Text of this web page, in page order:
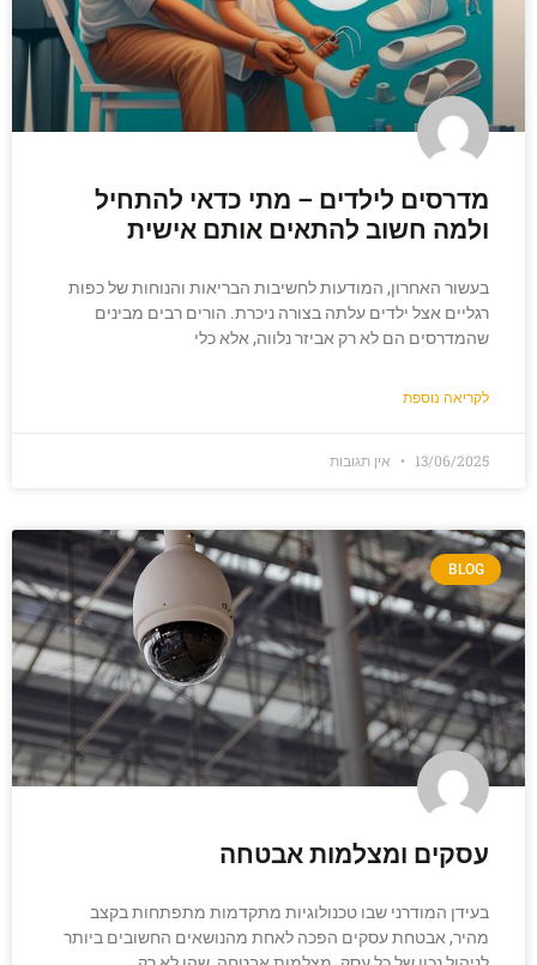
מדרסים לילדים – מתי כדאי להתחיל
ולמה חשוב להתאים אותם אישית
בעשור האחרון, המודעות לחשיבות הבריאות והנוחות של כפות
רגליים אצל ילדים עלתה בצורה ניכרת. הורים רבים מבינים
שהמדרסים הם לא רק אביזר נלווה, אלא כלי
לקריאה נוספת
13/06/2025 אין תגובות
BLOG
עסקים ומצלמות אבטחה
בעידן המודרני שבו טכנולוגיות מתקדמות מתפתחות בקצב
מהיר, אבטחת עסקים הפכה לאחת מהנושאים החשובים ביותר